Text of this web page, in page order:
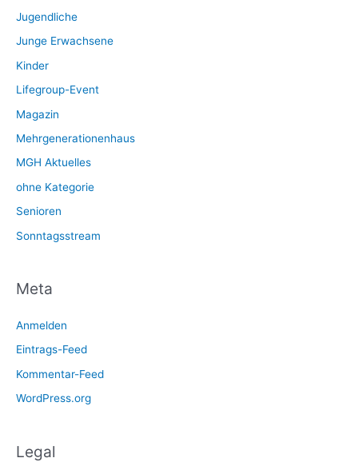
Jugendliche
Junge Erwachsene
Kinder
Lifegroup-Event
Magazin
Mehrgenerationenhaus
MGH Aktuelles
ohne Kategorie
Senioren
Sonntagsstream
Meta
Anmelden
Eintrags-Feed
Kommentar-Feed
WordPress.org
Legal